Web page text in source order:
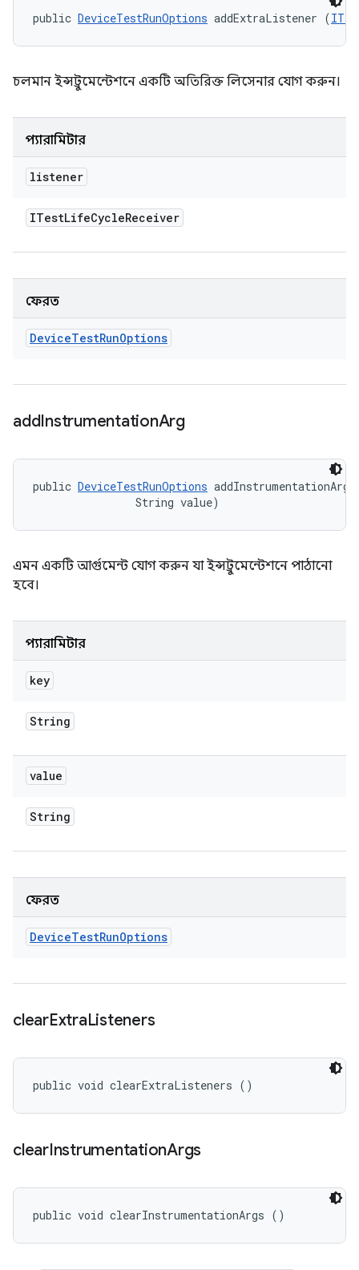
public DeviceTestRunOptions addExtraListener (
চলমান ইন্সট্রুমেন্টেশনে একটি অতিরিক্ত লিসেনার যোগ করুন।
প্যারামিটার
listener
ITestLifeCycleReceiver
ফেরত
DeviceTestRunOptions
addInstrumentationArg
public DeviceTestRunOptions
                String value)
এমন একটি আর্গুমেন্ট যোগ করুন যা ইন্সট্রুমেন্টেশনে পাঠানো
হবে।
প্যারামিটার
key
String
value
String
ফেরত
DeviceTestRunOptions
clearExtraListeners
public void clearExtraListeners ()
clearInstrumentationArgs
public void clearInstrumentationArgs ()